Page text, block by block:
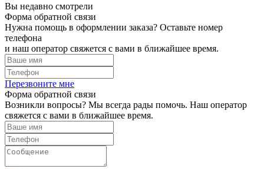
Вы недавно смотрели
Форма обратной связи
Нужна помощь в оформлении заказа? Оставьте номер
телефона
и наш оператор свяжется с вами в ближайшее время.
Перезвоните мне
Форма обратной связи
Возникли вопросы? Мы всегда рады помочь. Наш оператор
свяжется с вами в ближайшее время.